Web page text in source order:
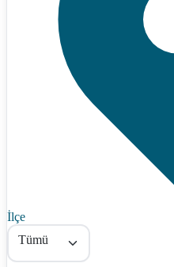
İlçe
Tümü